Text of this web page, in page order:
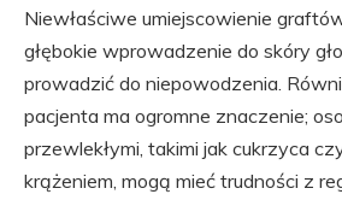
Niewłaściwe umiejscowienie
głębokie wprowadzenie do skóry
prowadzić do niepowodzenia.
pacjenta ma ogromne znaczenie;
przewlekłymi, takimi jak cukrzyca
krążeniem, mogą mieć trudności z